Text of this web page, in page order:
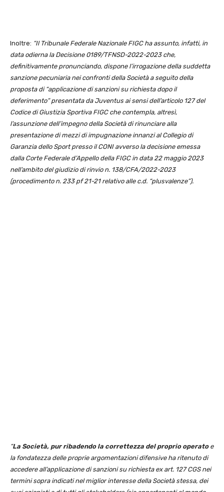
Inoltre: “Il Tribunale Federale Nazionale FIGC ha assunto, infatti, in
data odierna la Decisione 0189/TFNSD-2022-2023 che,
definitivamente pronunciando, dispone l’irrogazione della suddetta
sanzione pecuniaria nei confronti della Società a seguito della
proposta di “applicazione di sanzioni su richiesta dopo il
deferimento” presentata da Juventus ai sensi dell’articolo 127 del
Codice di Giustizia Sportiva FIGC che contempla, altresì,
l’assunzione dell’impegno della Società di rinunciare alla
presentazione di mezzi di impugnazione innanzi al Collegio di
Garanzia dello Sport presso il CONI avverso la decisione emessa
dalla Corte Federale d’Appello della FIGC in data 22 maggio 2023
nell’ambito del giudizio di rinvio n. 138/CFA/2022-2023
(procedimento n. 233 pf 21-21 relativo alle c.d. “plusvalenze”).
“La Società, pur ribadendo la correttezza del proprio operatoe
la fondatezza delle proprie argomentazioni difensive ha ritenuto di
accedere all’applicazione di sanzioni su richiesta ex art. 127 CGS nei
termini sopra indicati nel miglior interesse della Società stessa, dei